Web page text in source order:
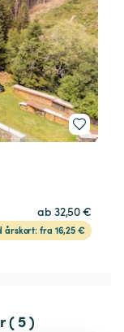
ab 32,50 €
årskort: fra 16,25 €
( 5 )